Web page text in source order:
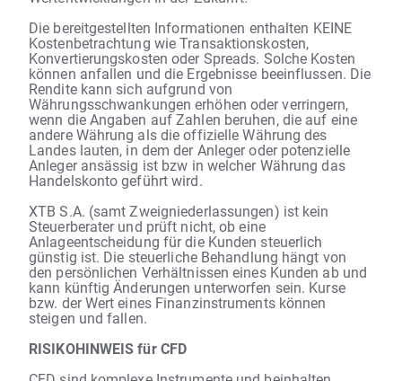
Die bereitgestellten Informationen enthalten KEINE
Kostenbetrachtung wie Transaktionskosten,
Konvertierungskosten oder Spreads. Solche Kosten
können anfallen und die Ergebnisse beeinflussen. Die
Rendite kann sich aufgrund von
Währungsschwankungen erhöhen oder verringern,
wenn die Angaben auf Zahlen beruhen, die auf eine
andere Währung als die offizielle Währung des
Landes lauten, in dem der Anleger oder potenzielle
Anleger ansässig ist bzw in welcher Währung das
Handelskonto geführt wird.
XTB S.A. (samt Zweigniederlassungen) ist kein
Steuerberater und prüft nicht, ob eine
Anlageentscheidung für die Kunden steuerlich
günstig ist. Die steuerliche Behandlung hängt von
den persönlichen Verhältnissen eines Kunden ab und
kann künftig Änderungen unterworfen sein. Kurse
bzw. der Wert eines Finanzinstruments können
steigen und fallen.
RISIKOHINWEIS für CFD